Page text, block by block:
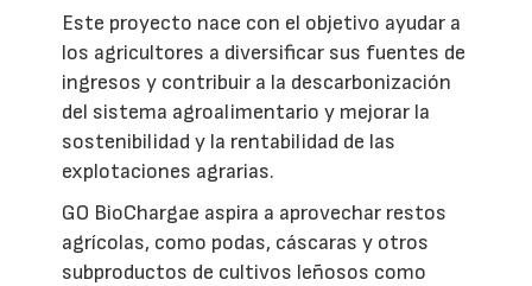
Este proyecto nace con el objetivo ayudar a
los agricultores a diversificar sus fuentes de
ingresos y contribuir a la descarbonización
del sistema agroalimentario y mejorar la
sostenibilidad y la rentabilidad de las
explotaciones agrarias.
GO BioChargae aspira a aprovechar restos
agrícolas, como podas, cáscaras y otros
subproductos de cultivos leñosos como